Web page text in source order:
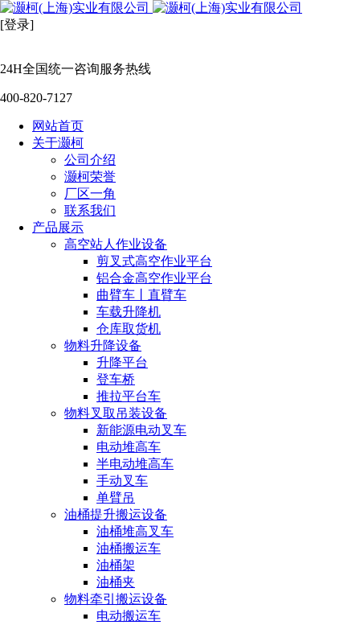
[登录]
24H全国统一咨询服务热线
400-820-7127
网站首页
关于灏柯
公司介绍
灏柯荣誉
厂区一角
联系我们
产品展示
高空站人作业设备
剪叉式高空作业平台
铝合金高空作业平台
曲臂车丨直臂车
车载升降机
仓库取货机
物料升降设备
升降平台
登车桥
推拉平台车
物料叉取吊装设备
新能源电动叉车
电动堆高车
半电动堆高车
手动叉车
单臂吊
油桶提升搬运设备
油桶堆高叉车
油桶搬运车
油桶架
油桶夹
物料牵引搬运设备
电动搬运车